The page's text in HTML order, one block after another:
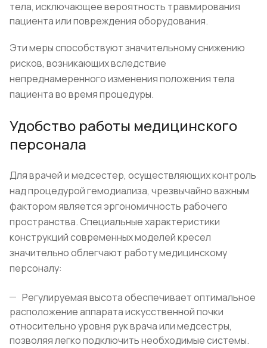
тела, исключающее вероятность травмирования
пациента или повреждения оборудования.
Эти меры способствуют значительному снижению
рисков, возникающих вследствие
непреднамеренного изменения положения тела
пациента во время процедуры.
Удобство работы медицинского
персонала
Для врачей и медсестер, осуществляющих контроль
над процедурой гемодиализа, чрезвычайно важным
фактором является эргономичность рабочего
пространства. Специальные характеристики
конструкций современных моделей кресел
значительно облегчают работу медицинскому
персоналу:
Регулируемая высота обеспечивает оптимальное
расположение аппарата искусственной почки
относительно уровня рук врача или медсестры,
позволяя легко подключить необходимые системы.